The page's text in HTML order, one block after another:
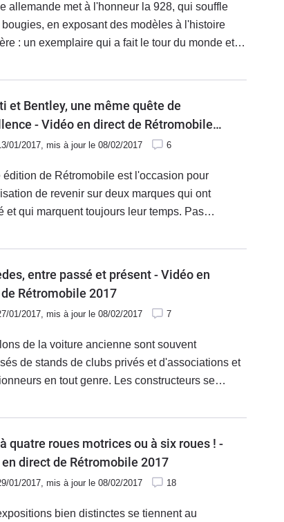
allemande met à l'honneur la 928, qui souffle
en exposant des modèles à l'histoire
: un exemplaire qui a fait le tour du monde et
fils de Ferdinand.
et Bentley, une même quête de
- Vidéo en direct de Rétromobile
01/2017, mis à jour le 08/02/2017 6
édition de Rétromobile est l'occasion pour
de revenir sur deux marques qui ont
et qui marquent toujours leur temps. Pas
pourtant la quête de l'excellence, racontée à la
entre passé et présent - Vidéo en
Rétromobile 2017
01/2017, mis à jour le 08/02/2017 7
de la voiture ancienne sont souvent
de stands de clubs privés et d'associations et
en tout genre. Les constructeurs se
centrées autour de la marque. C'est
plusieurs modèles anciens et actuels.
quatre roues motrices ou à six roues ! -
direct de Rétromobile 2017
01/2017, mis à jour le 08/02/2017 18
bien distinctes se tiennent au